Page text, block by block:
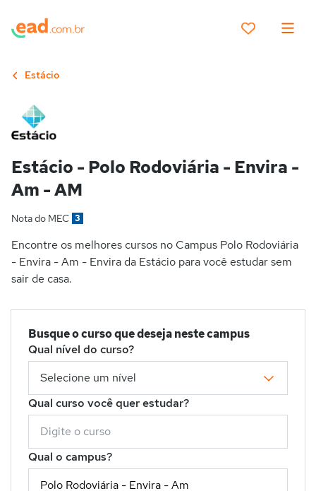
Estácio
Estácio - Polo Rodoviária - Envira -
Am - AM
Nota do MEC 3
Encontre os melhores cursos no Campus Polo Rodoviária
- Envira - Am - Envira da Estácio para você estudar sem
sair de casa.
Busque o curso que deseja neste campus
Qual nível do curso?
Qual curso você quer estudar?
Qual o campus?